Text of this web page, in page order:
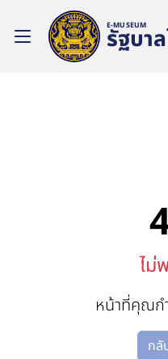
รัฐบา
E-MUSEUM
ไม่
หน้าที่คุณก
กลั